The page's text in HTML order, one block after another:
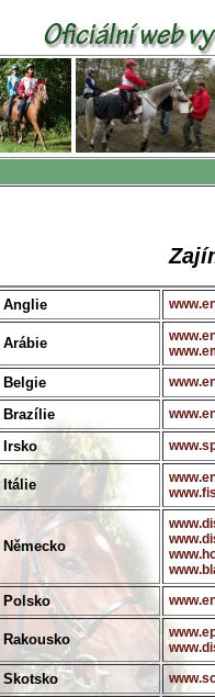
Anglie
Arábie
Belgie
Brazílie
Irsko
Itálie
Německo
Polsko
Rakousko
Skotsko